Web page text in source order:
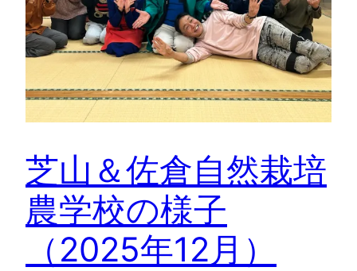
芝山＆佐倉自然栽培
農学校の様子
（2025年12月）